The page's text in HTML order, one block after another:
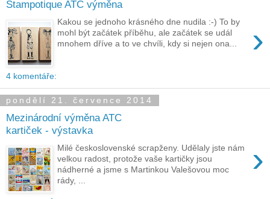
Stampotique ATC výměna
›
Kakou se jednoho krásného dne nudila :-) To by
mohl být začátek příběhu, ale začátek se udál
mnohem dříve a to ve chvíli, kdy si nejen ona...
4 komentáře:
pondělí 21. července 2014
Mezinárodní výměna ATC
kartiček - výstavka
›
Milé československé scrapženy. Udělaly jste nám
velkou radost, protože vaše kartičky jsou
nádherné a jsme s Martinkou Valešovou moc
rády, ...